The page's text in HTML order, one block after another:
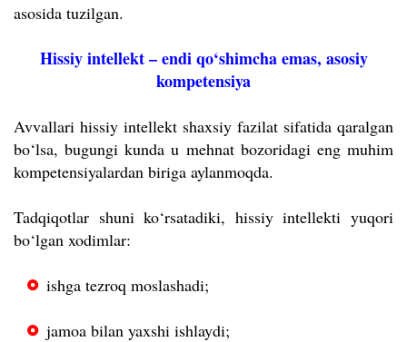
asosida tuzilgan.
Hissiy intellekt – endi qo‘shimcha emas, asosiy
kompetensiya
Avvallari hissiy intellekt shaxsiy fazilat sifatida qaralgan
bo‘lsa, bugungi kunda u mehnat bozoridagi eng muhim
kompetensiyalardan biriga aylanmoqda.
Tadqiqotlar shuni ko‘rsatadiki, hissiy intellekti yuqori
bo‘lgan xodimlar:
ishga tezroq moslashadi;
jamoa bilan yaxshi ishlaydi;